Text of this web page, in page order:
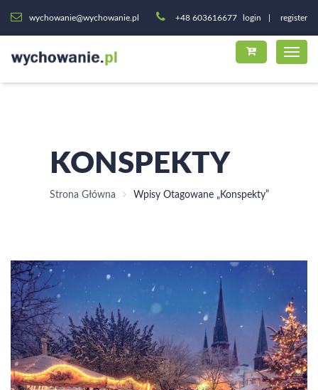
wychowanie@wychowanie.pl +48 603616677 login register
KONSPEKTY
Strona Główna Wpisy Otagowane „konspekty”